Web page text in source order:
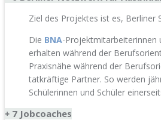
Ziel des Projektes ist es, Berliner
Die BNA-Projektmitarbeiterinnen
erhalten während der
Praxisnähe während der
tatkräftige Partner. So werden
Schülerinnen und Schüler
+ 7 Jobcoaches